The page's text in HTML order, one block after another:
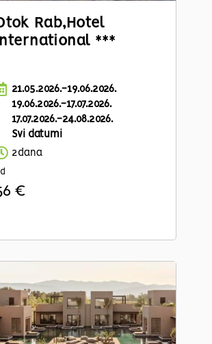
Rab,Hotel
International ***
21.05.2026.-19.06.2026.
19.06.2026.-17.07.2026.
17.07.2026.-24.08.2026.
Svi datumi
2dana
€